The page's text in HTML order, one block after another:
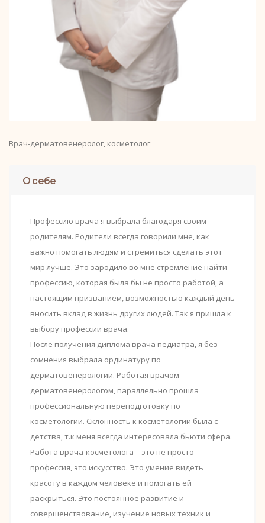
Врач-дерматовенеролог, косметолог
О себе
Профессию врача я выбрала благодаря своим
родителям. Родители всегда говорили мне, как
важно помогать людям и стремиться сделать этот
мир лучше. Это зародило во мне стремление найти
профессию, которая была бы не просто работой, а
настоящим призванием, возможностью каждый день
вносить вклад в жизнь других людей. Так я пришла к
выбору профессии врача.
После получения диплома врача педиатра, я без
сомнения выбрала ординатуру по
дерматовенерологии. Работая врачом
дерматовенерологом, параллельно прошла
профессиональную переподготовку по
косметологии. Склонность к косметологии была с
детства, т.к меня всегда интересовала бьюти сфера.
Работа врача-косметолога – это не просто
профессия, это искусство. Это умение видеть
красоту в каждом человеке и помогать ей
раскрыться. Это постоянное развитие и
совершенствование, изучение новых техник и